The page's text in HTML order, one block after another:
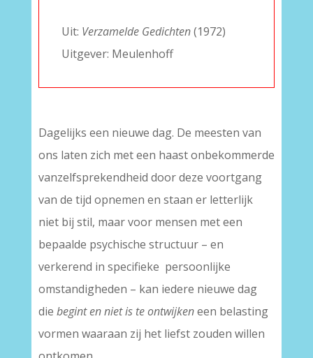
Uit: Verzamelde Gedichten(1972)
Uitgever: Meulenhoff
Dagelijks een nieuwe dag. De meesten van
ons laten zich met een haast onbekommerde
vanzelfsprekendheid door deze voortgang
van de tijd opnemen en staan er letterlijk
niet bij stil, maar voor mensen met een
bepaalde psychische structuur – en
verkerend in specifieke persoonlijke
omstandigheden – kan iedere nieuwe dag
die begint en niet is te ontwijkeneen belasting
vormen waaraan zij het liefst zouden willen